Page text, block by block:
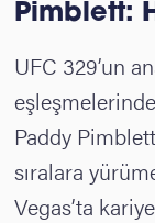
Pimblett:
UFC 329’un
Paddy
sıralara
Vegas’ta